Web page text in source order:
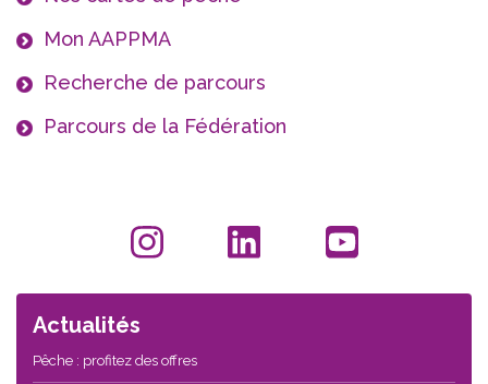
Mon AAPPMA
Recherche de parcours
Parcours de la Fédération
Actualités
Pêche : profitez des offres